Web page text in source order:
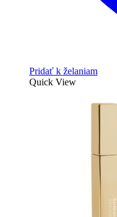
Pridať k želaniam
Quick View